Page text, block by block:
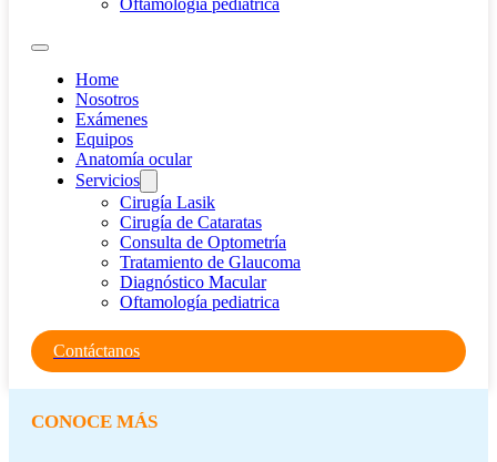
Oftamología pediatrica
Home
Nosotros
Exámenes
Equipos
Anatomía ocular
Servicios
Cirugía Lasik
Cirugía de Cataratas
Consulta de Optometría
Tratamiento de Glaucoma
Diagnóstico Macular
Oftamología pediatrica
Contáctanos
CONOCE MÁS